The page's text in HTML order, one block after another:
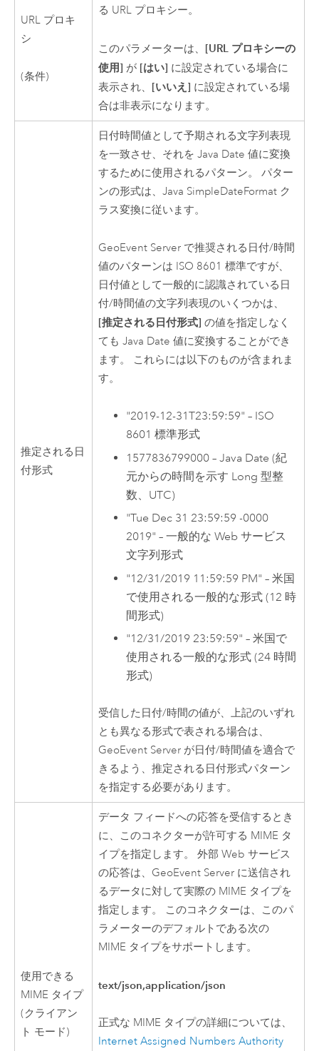
URL プロキ
シ
(条件)
る URL プロキシー。
このパラメーターは、 [URL プロキシーの
使用] が [はい] に設定されている場合に
表示され、 [いいえ] に設定されている場
合は非表示になります。
推定される日
付形式
日付時間値として予期される文字列表現
を一致させ、それをJava Date 値に変換
するために使用されるパターン。 パター
ンの形式は、Java SimpleDateFormat ク
ラス変換に従います。
GeoEvent Server で推奨される日付/時間
値のパターンは ISO 8601 標準ですが、
日付値として一般的に認識されている日
付/時間値の文字列表現のいくつかは、
[推定される日付形式] の値を指定しなく
てもJava Date 値に変換することができ
ます。 これらには以下のものが含まれま
す。
"2019-12-31T23:59:59" – ISO
8601 標準形式
1577836799000 – Java Date (紀
元からの時間を示す Long 型整
数、UTC)
"Tue Dec 31 23:59:59 -0000
2019" – 一般的な Web サービス
文字列形式
"12/31/2019 11:59:59 PM" – 米国
で使用される一般的な形式 (12 時
間形式)
"12/31/2019 23:59:59" – 米国で
使用される一般的な形式 (24 時間
形式)
受信した日付/時間の値が、上記のいずれ
とも異なる形式で表される場合は、
GeoEvent Server が日付/時間値を適合で
きるよう、推定される日付形式パターン
を指定する必要があります。
使用できる
MIME タイプ
(クライアン
ト モード)
データ フィードへの応答を受信するとき
に、このコネクターが許可する MIME タ
イプを指定します。 外部 Web サービス
の応答は、 GeoEvent Server に送信され
るデータに対して実際の MIME タイプを
指定します。 このコネクターは、このパ
ラメーターのデフォルトである次の
MIME タイプをサポートします。
text/json,application/json
正式な MIME タイプの詳細については、
Internet Assigned Numbers Authority